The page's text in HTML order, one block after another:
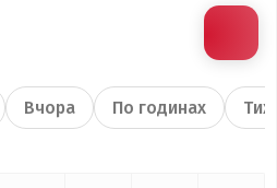
Вчора По годинах